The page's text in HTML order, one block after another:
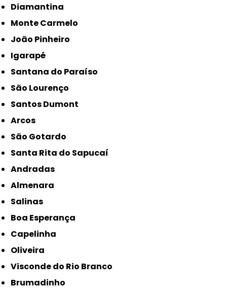
Diamantina
Monte Carmelo
João Pinheiro
Igarapé
Santana do Paraíso
São Lourenço
Santos Dumont
Arcos
São Gotardo
Santa Rita do Sapucaí
Andradas
Almenara
Salinas
Boa Esperança
Capelinha
Oliveira
Visconde do Rio Branco
Brumadinho